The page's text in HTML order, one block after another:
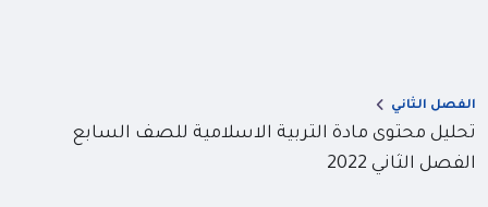
الفصل الثاني
تحليل محتوى مادة التربية الاسلامية للصف السابع
الفصل الثاني 2022